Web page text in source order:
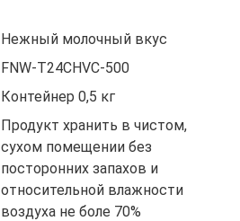
Нежный молочный вкус
FNW-T24CHVC-500
Контейнер 0,5 кг
Продукт хранить в чистом,
сухом помещении без
посторонних запахов и
относительной влажности
воздуха не боле 70%